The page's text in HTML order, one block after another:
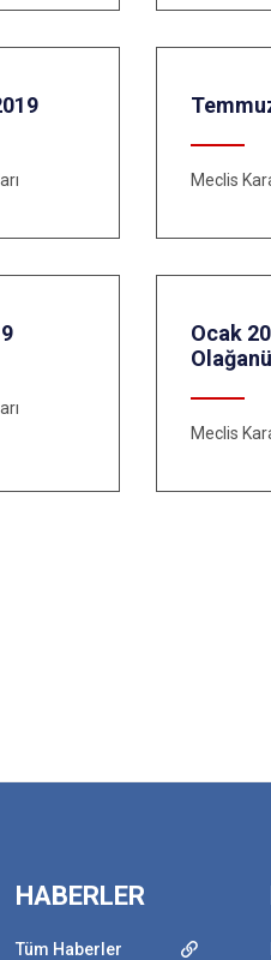
Meclis
Ocak
Meclis
HABERLER
Tüm Haberler